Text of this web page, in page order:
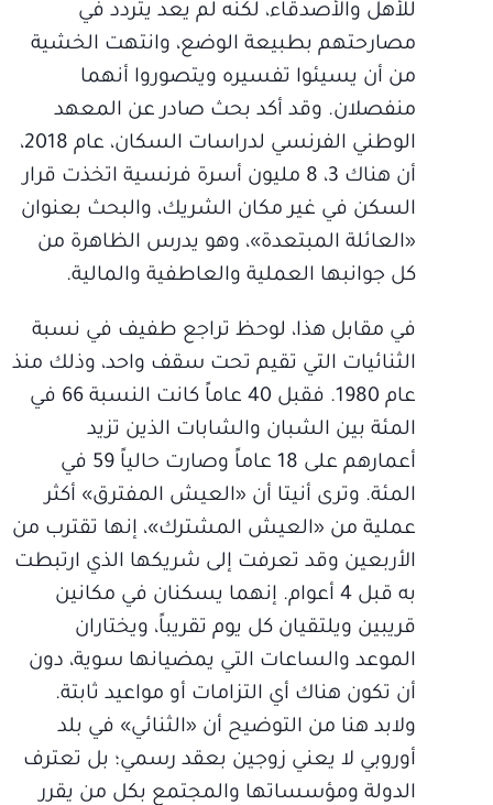
للأهل والأصدقاء، لكنه لم يعد يتردد في
مصارحتهم بطبيعة الوضع، وانتهت الخشية
من أن يسيئوا تفسيره ويتصوروا أنهما
منفصلان. وقد أكد بحث صادر عن المعهد
الوطني الفرنسي لدراسات السكان، عام 2018،
أن هناك 3، 8 مليون أسرة فرنسية اتخذت قرار
السكن في غير مكان الشريك، والبحث بعنوان
«العائلة المبتعدة»، وهو يدرس الظاهرة من
كل جوانبها العملية والعاطفية والمالية.
في مقابل هذا، لوحظ تراجع طفيف في نسبة
الثنائيات التي تقيم تحت سقف واحد، وذلك منذ
عام 1980. فقبل 40 عاماً كانت النسبة 66 في
المئة بين الشبان والشابات الذين تزيد
أعمارهم على 18 عاماً وصارت حالياً 59 في
المئة. وترى أنيتا أن «العيش المفترق» أكثر
عملية من «العيش المشترك»، إنها تقترب من
الأربعين وقد تعرفت إلى شريكها الذي ارتبطت
به قبل 4 أعوام. إنهما يسكنان في مكانين
قريبين ويلتقيان كل يوم تقريباً، ويختاران
الموعد والساعات التي يمضيانها سوية، دون
أن تكون هناك أي التزامات أو مواعيد ثابتة.
ولابد هنا من التوضيح أن «الثنائي» في بلد
أوروبي لا يعني زوجين بعقد رسمي؛ بل تعترف
الدولة ومؤسساتها والمجتمع بكل من يقرر